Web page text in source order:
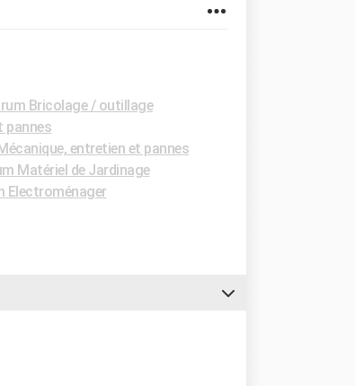
Bricolage / outillage
pannes
entretien et pannes
Matériel de Jardinage
Electroménager